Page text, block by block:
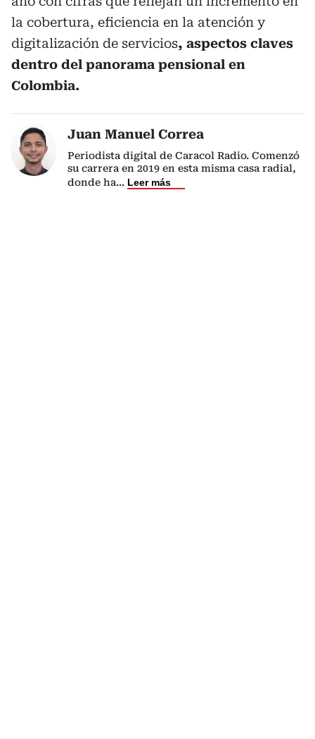
la cobertura, eficiencia en la atención y
digitalización de servicios, aspectos claves
dentro del panorama pensional en
Colombia.
Juan Manuel Correa
Periodista digital de Caracol Radio. Comenzó
su carrera en 2019 en esta misma casa radial,
donde ha... Leer más